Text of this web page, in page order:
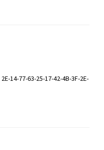
2E-14-77-63-25-17-42-4B-3F-2E-